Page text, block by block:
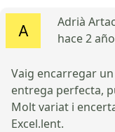
Adrià
hace 2
Vaig encarregar
entrega perfecta,
Molt variat i
Excel.lent.